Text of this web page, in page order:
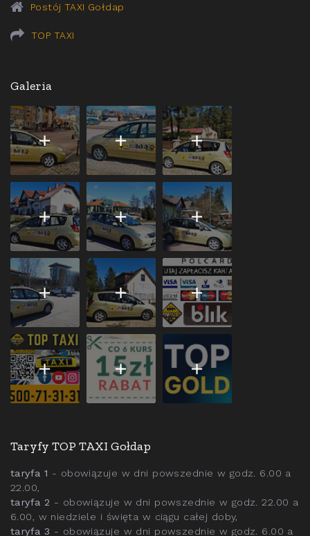
Postój TAXI Gołdap
TOP TAXI
Galeria
Taryfy TOP TAXI Gołdap
taryfa 1 - obowiązuje w dni powszednie w godz. 6.00 a
22.00,
taryfa 2 - obowiązuje w dni powszednie w godz. 22.00 a
6.00, w niedziele i święta w ciągu całej doby,
taryfa 3 - obowiązuje w dni powszednie w godz. 6.00 a